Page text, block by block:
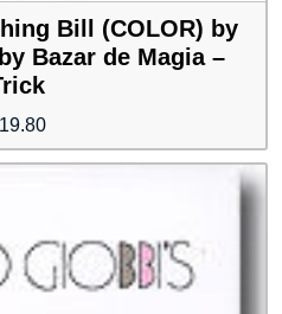
Bill (COLOR) by
Bazar de Magia –